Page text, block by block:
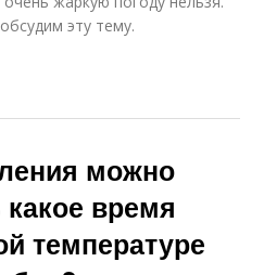
эту тему.
можно
время
температуре